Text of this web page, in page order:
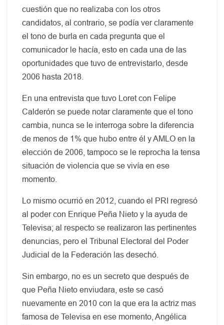
cuestión que no realizaba con los otros
candidatos, al contrario, se podía ver claramente
el tono de burla en cada pregunta que el
comunicador le hacía, esto en cada una de las
oportunidades que tuvo de entrevistarlo, desde
2006 hasta 2018.
En una entrevista que tuvo Loret con Felipe
Calderón se puede notar claramente que el tono
cambia, nunca se le interroga sobre la diferencia
de menos de 1% que hubo entre él y AMLO en la
elección de 2006, tampoco se le reprocha la tensa
situación de violencia que se vivía en ese
momento.
Lo mismo ocurrió en 2012, cuando el PRI regresó
al poder con Enrique Peña Nieto y la ayuda de
Televisa; al respecto se realizaron las pertinentes
denuncias, pero el Tribunal Electoral del Poder
Judicial de la Federación las desechó.
Sin embargo, no es un secreto que después de
que Peña Nieto enviudara, este se casó
nuevamente en 2010 con la que era la actriz mas
famosa de Televisa en ese momento, Angélica